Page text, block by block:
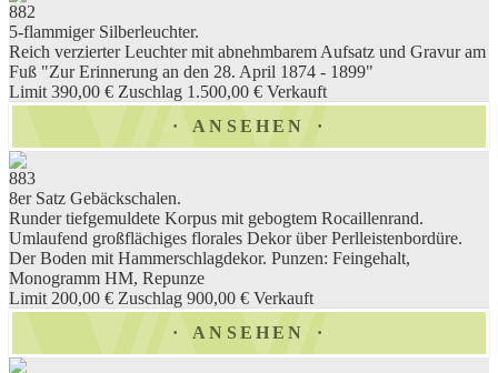
882
5-flammiger Silberleuchter.
Reich verzierter Leuchter mit abnehmbarem Aufsatz und Gravur am
Fuß "Zur Erinnerung an den 28. April 1874 - 1899"
Limit 390,00 € Zuschlag 1.500,00 € Verkauft
ANSEHEN
883
8er Satz Gebäckschalen.
Runder tiefgemuldete Korpus mit gebogtem Rocaillenrand.
Umlaufend großflächiges florales Dekor über Perlleistenbordüre.
Der Boden mit Hammerschlagdekor. Punzen: Feingehalt,
Monogramm HM, Repunze
Limit 200,00 € Zuschlag 900,00 € Verkauft
ANSEHEN